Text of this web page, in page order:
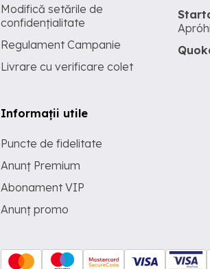
Modifică setările de
confidențialitate
Regulament Campanie
Livrare cu verificare colet
Informații utile
Puncte de fidelitate
Anunț Premium
Abonament VIP
Anunț promo